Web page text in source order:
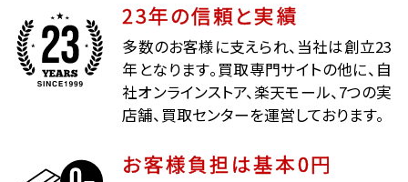
23年の信頼と実績
多数のお客様に支えられ、当社は創立23
年となります。買取専門サイトの他に、自
社オンラインストア、楽天モール、7つの実
店舗、買取センターを運営しております。
お客様負担は基本0円